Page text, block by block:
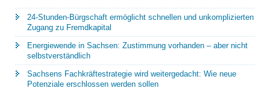
24-Stunden-Bürgschaft ermöglicht schnellen und unkomplizierten
Zugang zu Fremdkapital
Energiewende in Sachsen: Zustimmung vorhanden – aber nicht
selbstverständlich
Sachsens Fachkräftestrategie wird weitergedacht: Wie neue
Potenziale erschlossen werden sollen